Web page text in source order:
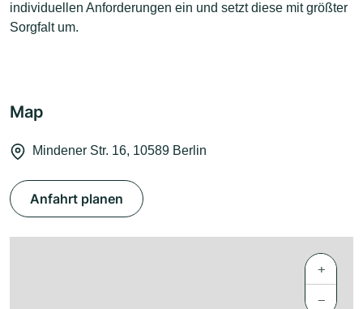
individuellen Anforderungen ein und setzt diese mit größter
Sorgfalt um.
Map
Mindener Str. 16, 10589 Berlin
Anfahrt planen
+
−